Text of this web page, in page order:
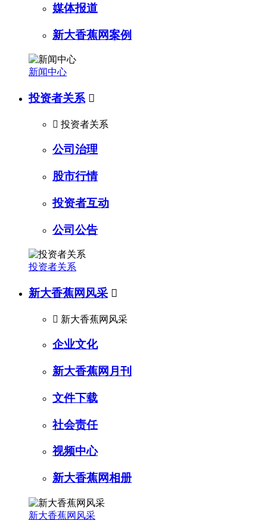
媒体报道
新大香蕉网案例
新闻中心
投资者关系 
 投资者关系
公司治理
股市行情
投资者互动
公司公告
投资者关系
新大香蕉网风采 
 新大香蕉网风采
企业文化
新大香蕉网月刊
文件下载
社会责任
视频中心
新大香蕉网相册
新大香蕉网风采